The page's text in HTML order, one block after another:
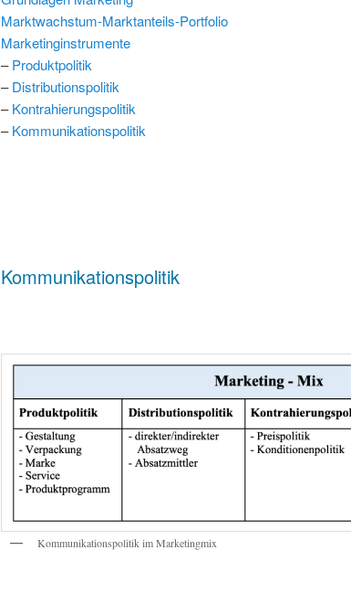
Marktwachstum-Marktanteils-Portfolio
Marketinginstrumente
–Produktpolitik
–Distributionspolitik
–Kontrahierungspolitik
–Kommunikationspolitik
Kommunikationspolitik
Kommunikationspolitik im Marketingmix